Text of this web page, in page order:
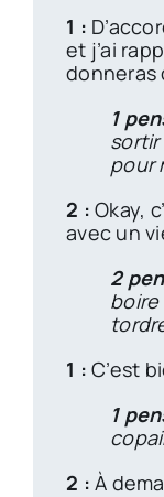
1 :
et j’ai
donneras
1
sortir
pour
2 : Okay,
avec un
2
1 : C’est
1
2 : À